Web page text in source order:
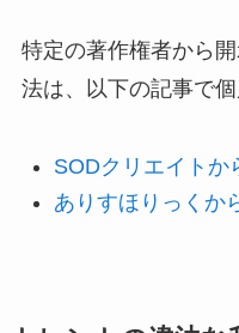
特定の著作権者から
法は、以下の記事で
SODクリエイトか
ありすほりっくか